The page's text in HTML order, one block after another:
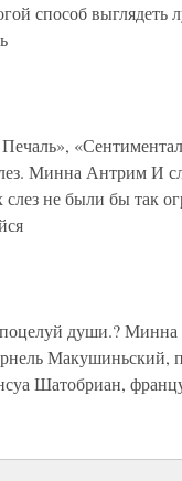
способ выглядеть
Минна Антрим И
не были бы так
души.?
Макушиньский,
Шатобриан,